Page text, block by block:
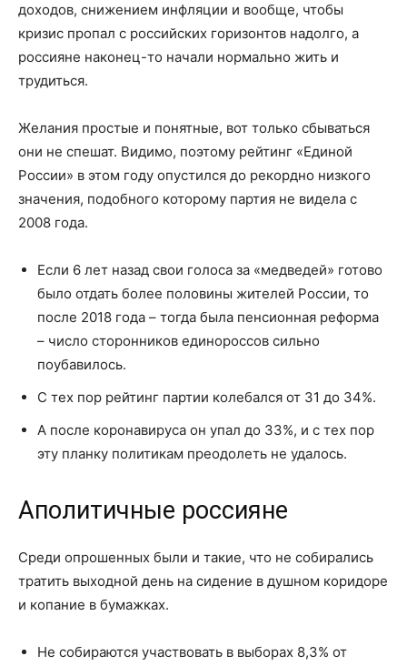
доходов, снижением инфляции и вообще, чтобы
кризис пропал с российских горизонтов надолго, а
россияне наконец-то начали нормально жить и
трудиться.
Желания простые и понятные, вот только сбываться
они не спешат. Видимо, поэтому рейтинг «Единой
России» в этом году опустился до рекордно низкого
значения, подобного которому партия не видела с
2008 года.
Если 6 лет назад свои голоса за «медведей» готово
было отдать более половины жителей России, то
после 2018 года – тогда была пенсионная реформа
– число сторонников единороссов сильно
поубавилось.
С тех пор рейтинг партии колебался от 31 до 34%.
А после коронавируса он упал до 33%, и с тех пор
эту планку политикам преодолеть не удалось.
Аполитичные россияне
Среди опрошенных были и такие, что не собирались
тратить выходной день на сидение в душном коридоре
и копание в бумажках.
Не собираются участвовать в выборах 8,3% от